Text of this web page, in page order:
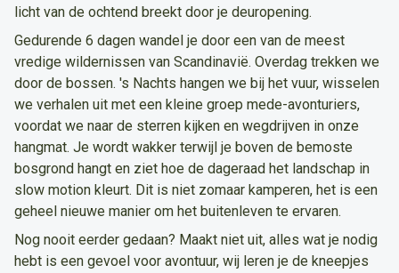
licht van de ochtend breekt door je deuropening.
Gedurende 6 dagen wandel je door een van de meest
vredige wildernissen van Scandinavië. Overdag trekken we
door de bossen. 's Nachts hangen we bij het vuur, wisselen
we verhalen uit met een kleine groep mede-avonturiers,
voordat we naar de sterren kijken en wegdrijven in onze
hangmat. Je wordt wakker terwijl je boven de bemoste
bosgrond hangt en ziet hoe de dageraad het landschap in
slow motion kleurt. Dit is niet zomaar kamperen, het is een
geheel nieuwe manier om het buitenleven te ervaren.
Nog nooit eerder gedaan? Maakt niet uit, alles wat je nodig
hebt is een gevoel voor avontuur, wij leren je de kneepjes